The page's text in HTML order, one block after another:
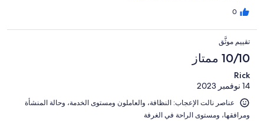
0
تقييم موثَّق
10/10 ممتاز
Rick
14 نوفمبر 2023
عناصر نالت الإعجاب: ⁦النظافة⁩، و⁦العاملون ومستوى الخدمة⁩، و⁦حالة المنشأة
ومرافقها⁩، و⁦مستوى الراحة في الغرفة⁩